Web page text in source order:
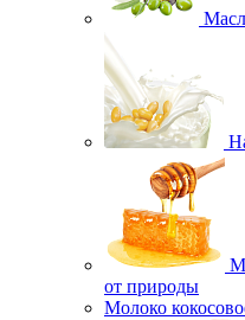
от природы
Молоко